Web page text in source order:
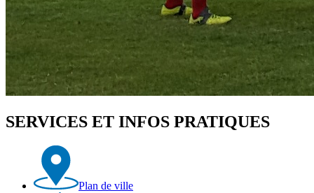
SERVICES ET INFOS PRATIQUES
Plan de ville